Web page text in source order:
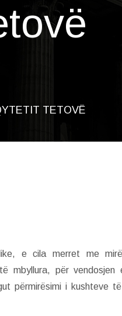
TETOVË
e cila merret me
mbyllura, për vendosjen
përmirësimi i kushteve